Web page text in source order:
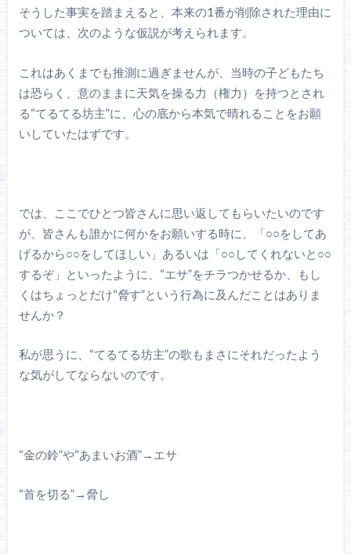
そうした事実を踏まえると、本来の1番が削除された理由に
ついては、次のような仮説が考えられます。
これはあくまでも推測に過ぎませんが、当時の子どもたち
は恐らく、意のままに天気を操る力（権力）を持つとされ
る“てるてる坊主”に、心の底から本気で晴れることをお願
いしていたはずです。
では、ここでひとつ皆さんに思い返してもらいたいのです
が、皆さんも誰かに何かをお願いする時に、「○○をしてあ
げるから○○をしてほしい」あるいは「○○してくれないと○○
するぞ」といったように、“エサ”をチラつかせるか、もし
くはちょっとだけ“脅す”という行為に及んだことはありま
せんか？
私が思うに、“てるてる坊主”の歌もまさにそれだったよう
な気がしてならないのです。
“金の鈴”や“あまいお酒”→エサ
“首を切る”→脅し